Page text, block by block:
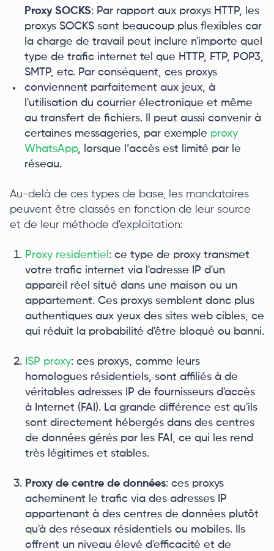
Proxy SOCKS: Par rapport aux proxys HTTP, les
proxys SOCKS sont beaucoup plus flexibles car
la charge de travail peut inclure n'importe quel
type de trafic internet tel que HTTP, FTP, POP3,
SMTP, etc. Par conséquent, ces proxys
conviennent parfaitement aux jeux, à
l'utilisation du courrier électronique et même
au transfert de fichiers. Il peut aussi convenir à
certaines messageries, par exemple proxy
WhatsApp, lorsque l’accès est limité par le
réseau.
Au-delà de ces types de base, les mandataires
peuvent être classés en fonction de leur source
et de leur méthode d'exploitation:
Proxy residentiel : ce type de proxy transmet
votre trafic internet via l'adresse IP d'un
appareil réel situé dans une maison ou un
appartement. Ces proxys semblent donc plus
authentiques aux yeux des sites web cibles, ce
qui réduit la probabilité d'être bloqué ou banni.
ISP proxy: ces proxys, comme leurs
homologues résidentiels, sont affiliés à de
véritables adresses IP de fournisseurs d'accès
à Internet (FAI). La grande différence est qu'ils
sont directement hébergés dans des centres
de données gérés par les FAI, ce qui les rend
très légitimes et stables.
Proxy de centre de données: ces proxys
acheminent le trafic via des adresses IP
appartenant à des centres de données plutôt
qu'à des réseaux résidentiels ou mobiles. Ils
offrent un niveau élevé d'efficacité et de